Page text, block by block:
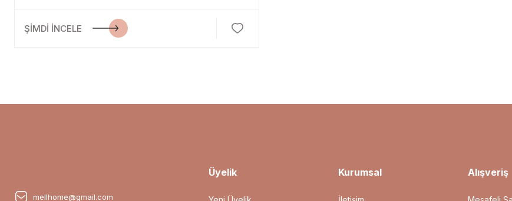
ŞİMDİ İNCELE
mellhome@gmail.com
Üyelik Kurumsal Alışveriş